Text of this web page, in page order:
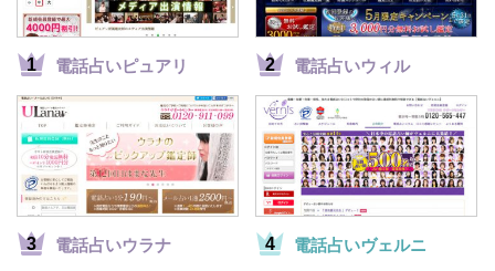
電話占いピュアリ 電話占いウィル
電話占いウラナ 電話占いヴェルニ